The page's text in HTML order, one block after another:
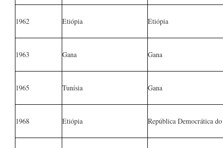
1962 Etiópia Etiópia
1963 Gana Gana
1965 Tunísia Gana
1968 Etiópia República Democrática